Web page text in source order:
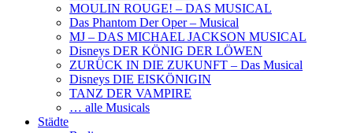
MOULIN ROUGE! – DAS MUSICAL
Das Phantom Der Oper – Musical
MJ – DAS MICHAEL JACKSON MUSICAL
Disneys DER KÖNIG DER LÖWEN
ZURÜCK IN DIE ZUKUNFT – Das Musical
Disneys DIE EISKÖNIGIN
TANZ DER VAMPIRE
… alle Musicals
Städte